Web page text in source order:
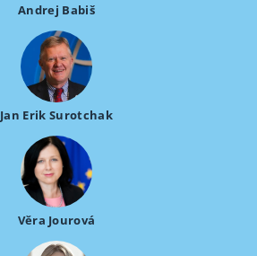
Andrej Babiš
Jan Erik Surotchak
Věra Jourová